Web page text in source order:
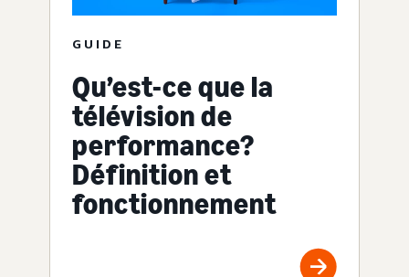
GUIDE
Qu’est-ce que la
télévision de
performance?
Définition et
fonctionnement